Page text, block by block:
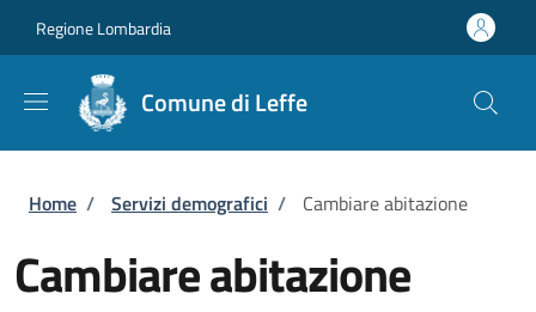
Regione Lombardia
Comune di Leffe
Briciole di pane
Home / Servizi demografici / Cambiare abitazione
Cambiare abitazione